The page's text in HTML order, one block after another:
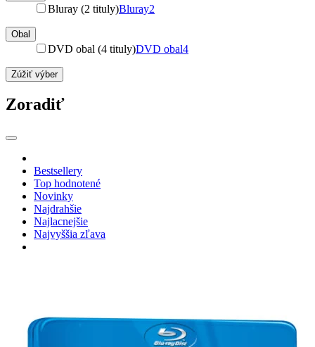
Bluray (2 tituly)Bluray2
Obal
DVD obal (4 tituly)DVD obal4
Zúžiť výber
Zoradiť
Bestsellery
Top hodnotené
Novinky
Najdrahšie
Najlacnejšie
Najvyššia zľava